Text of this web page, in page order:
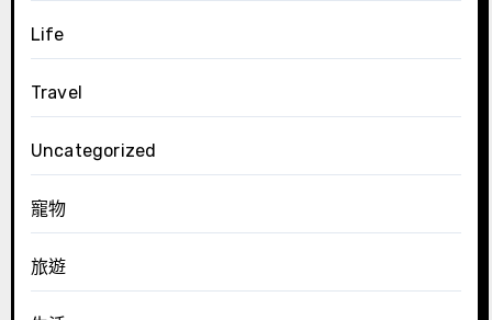
Life
Travel
Uncategorized
寵物
旅遊